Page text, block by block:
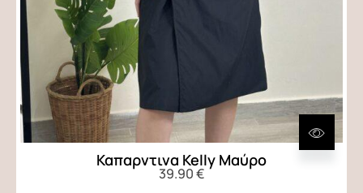
Καπαρντινα Kelly Μαύρο
39.90€